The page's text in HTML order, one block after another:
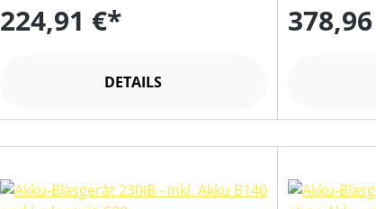
224,91 €*
DETAILS